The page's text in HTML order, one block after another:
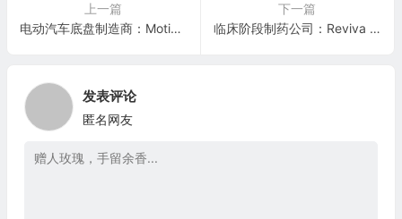
上一篇
电动汽车底盘制造商：Motiv Power Systems
下一篇
临床阶段制药公司：Reviva Pharmaceuticals, Inc.(TZAC)
发表评论
匿名网友